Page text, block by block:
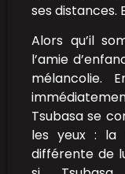
ses distances.
Alors qu’il
l’amie
mélancolie.
Tsubasa se
les yeux : la
différente de